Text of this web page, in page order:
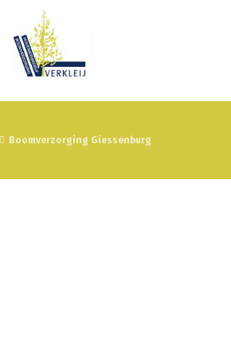
Boomverzorging Giessenburg